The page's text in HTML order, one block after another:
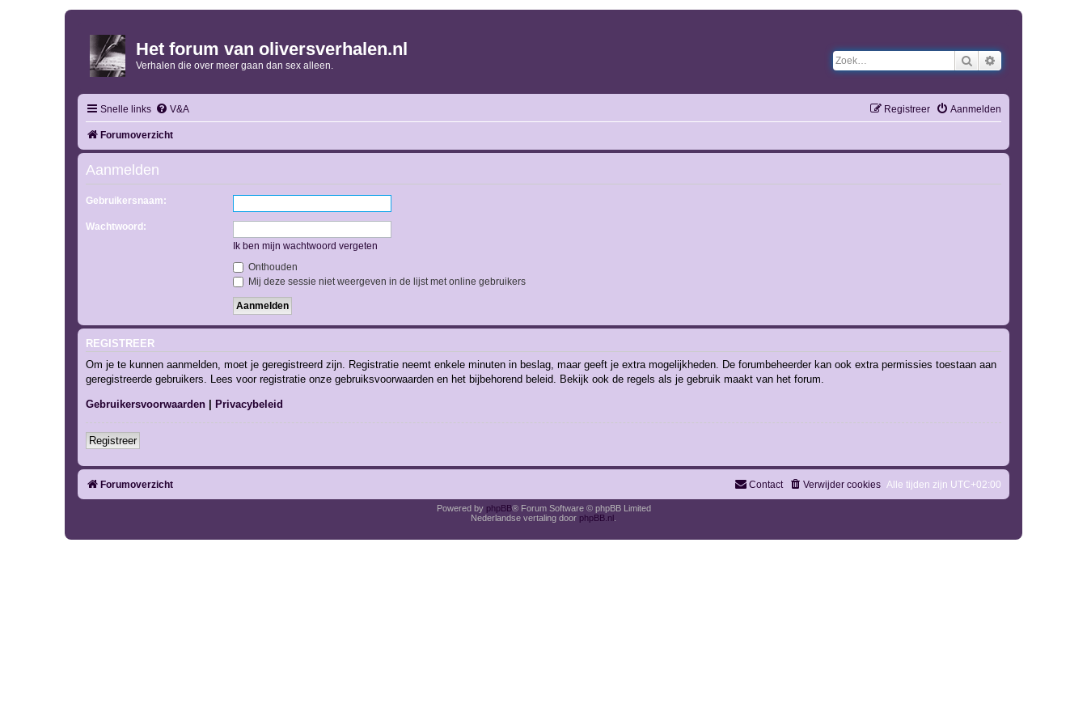
Het forum van oliversverhalen.nl
Verhalen die over meer gaan dan sex alleen. Zoek
Snelle links V&A Aanmelden
Registreer
Forumoverzicht
Aanmelden
Gebruikersnaam:
Wachtwoord:
Ik ben mijn wachtwoord vergeten
Onthouden
Mij deze sessie niet weergeven in de lijst met online gebruikers
REGISTREER
Om je te kunnen aanmelden, moet je geregistreerd zijn. Registratie neemt enkele minuten in beslag, maar geeft je extra mogelijkheden. De forumbeheerder kan ook extra permissies toestaan aan
geregistreerde gebruikers. Lees voor registratie onze gebruiksvoorwaarden en het bijbehorend beleid. Bekijk ook de regels als je gebruik maakt van het forum.
Gebruikersvoorwaarden | Privacybeleid
Registreer
Forumoverzicht Alle tijden zijn UTC+02:00
Verwijder cookies
Contact
Powered by phpBB® Forum Software © phpBB Limited
Nederlandse vertaling door phpBB.nl